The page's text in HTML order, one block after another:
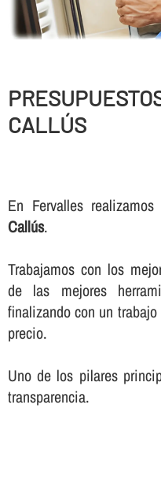
CALLÚS
En Fervalles realizamos
Callús.
Trabajamos con los
de las mejores
finalizando con un
precio.
Uno de los pilares
transparencia.